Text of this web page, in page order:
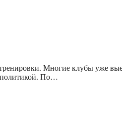
Многие клубы уже
политикой. По…